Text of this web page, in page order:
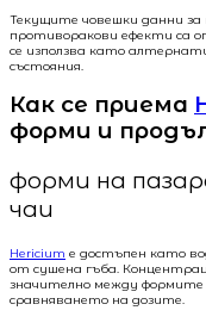
Текущите човешки данни за
противоракови ефекти са
се използва като
състояния.
Как се приема
форми и
форми на
чаи
Hericium е достъпен като
от сушена гъба.
значително между
сравняването на дозите.